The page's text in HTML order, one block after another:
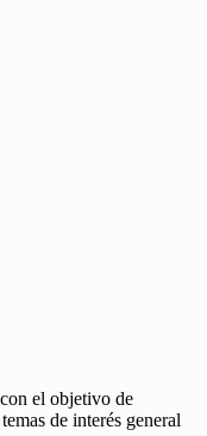
el objetivo de
de interés general